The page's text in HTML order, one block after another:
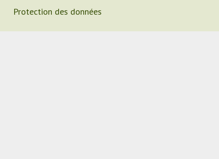
Protection des données